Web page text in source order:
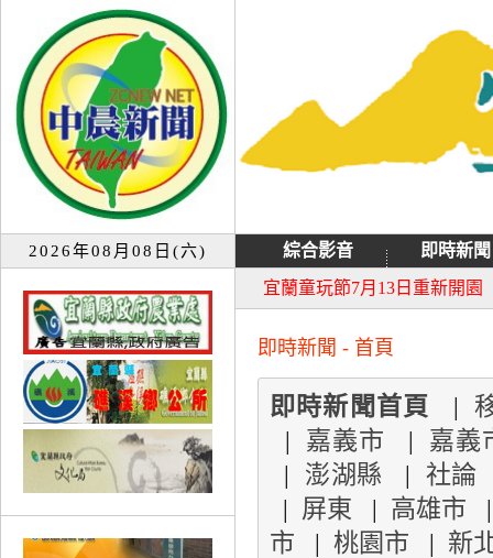
2026年08月08日(六) 綜合影音
即時新聞
宜蘭童玩節7月13日重新開園
大同音樂祭延期至8月9日禮
即時新聞 - 首頁
即時新聞首頁 |
| 嘉義市 | 嘉義
| 澎湖縣 | 社論
| 屏東 | 高雄市
市 | 桃園市 | 新